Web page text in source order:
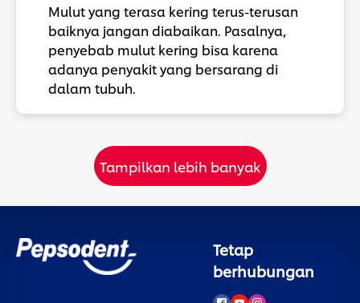
Mulut yang terasa kering terus-terusan
baiknya jangan diabaikan. Pasalnya,
penyebab mulut kering bisa karena
adanya penyakit yang bersarang di
dalam tubuh.
Tampilkan lebih banyak
Tetap
berhubungan